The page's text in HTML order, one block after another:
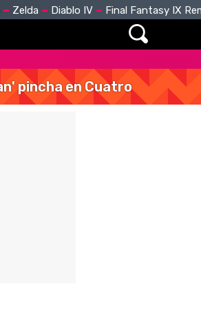
Zelda Diablo IV Final Fantasy IX
pincha en Cuatro